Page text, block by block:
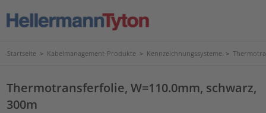
Startseite > Kabelmanagement-Produkte > Kennzeichnungssysteme >
Thermotransferfolie, W=110.0mm, schwarz,
300m